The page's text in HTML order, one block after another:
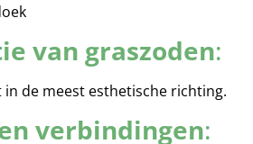
van graszoden:
de meest esthetische richting.
verbindingen: